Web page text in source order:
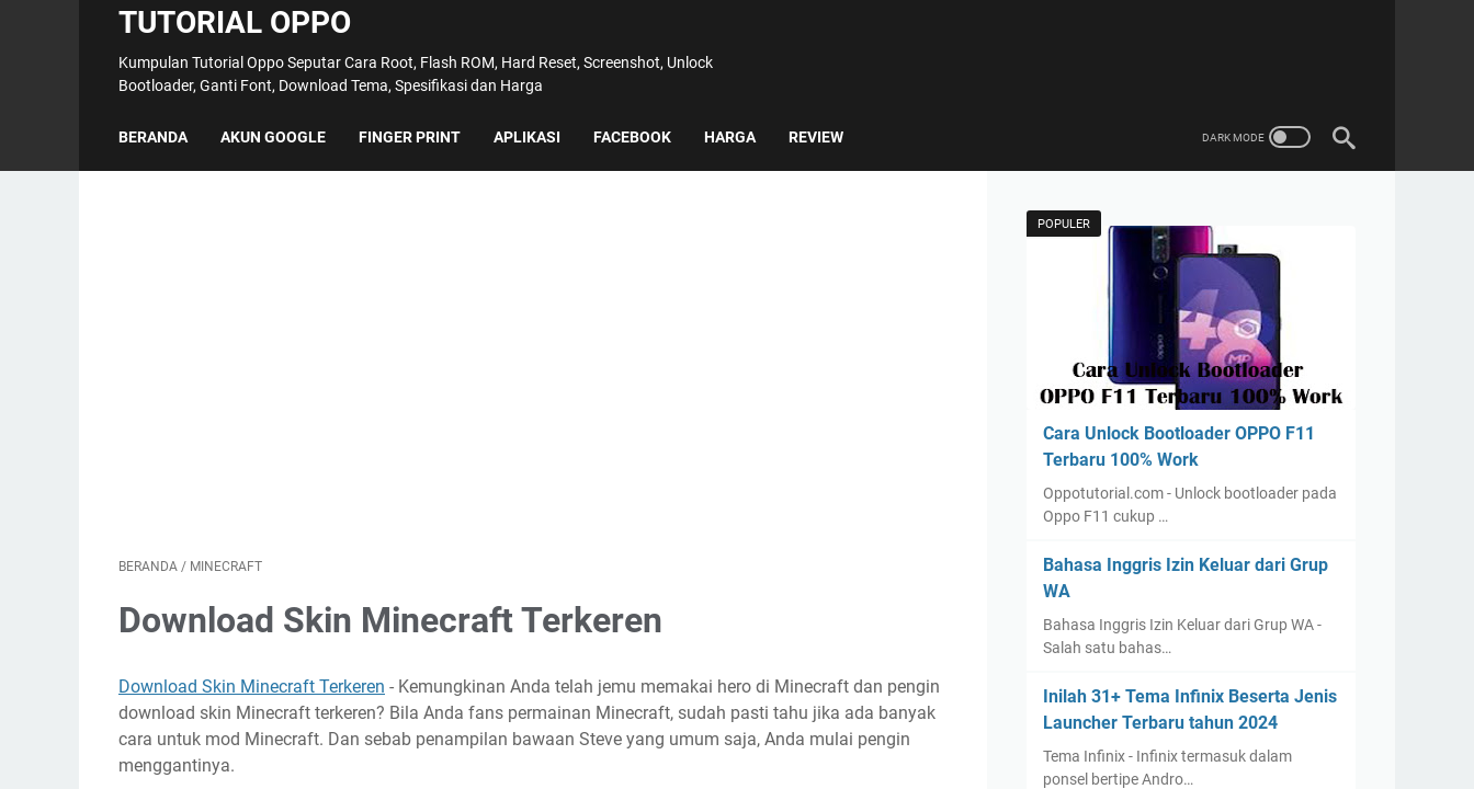
TUTORIAL OPPO
Kumpulan Tutorial Oppo Seputar Cara Root, Flash ROM, Hard Reset, Screenshot, Unlock
Bootloader, Ganti Font, Download Tema, Spesifikasi dan Harga
BERANDA AKUN GOOGLE FINGER PRINT APLIKASI FACEBOOK HARGA REVIEW
BERANDA / MINECRAFT
Download Skin Minecraft Terkeren
Download Skin Minecraft Terkeren - Kemungkinan Anda telah jemu memakai hero di Minecraft dan pengin
download skin Minecraft terkeren? Bila Anda fans permainan Minecraft, sudah pasti tahu jika ada banyak
cara untuk mod Minecraft. Dan sebab penampilan bawaan Steve yang umum saja, Anda mulai pengin
menggantinya.
POPULER
Cara Unlock Bootloader OPPO F11
Terbaru 100% Work
Oppotutorial.com - Unlock bootloader pada
Oppo F11 cukup …
Bahasa Inggris Izin Keluar dari Grup
WA
Bahasa Inggris Izin Keluar dari Grup WA -
Salah satu bahas…
Inilah 31+ Tema Infinix Beserta Jenis
Launcher Terbaru tahun 2024
Tema Infinix - Infinix termasuk dalam
ponsel bertipe Andro…